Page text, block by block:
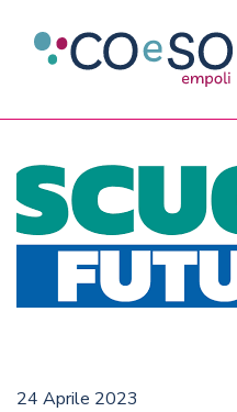
24 Aprile 2023